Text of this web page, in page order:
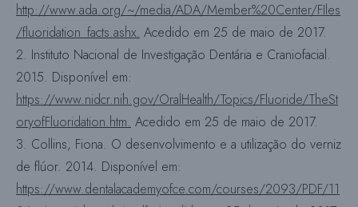
http://www.ada.org/~/media/ADA/Member%20Center/FIles
/fluoridation_facts.ashx. Acedido em 25 de maio de 2017.
2. Instituto Nacional de Investigação Dentária e Craniofacial.
2015. Disponível em:
https://www.nidcr.nih.gov/OralHealth/Topics/Fluoride/TheSt
oryofFluoridation.htm. Acedido em 25 de maio de 2017.
3. Collins, Fiona. O desenvolvimento e a utilização do verniz
de flúor. 2014. Disponível em:
https://www.dentalacademyofce.com/courses/2093/PDF/11